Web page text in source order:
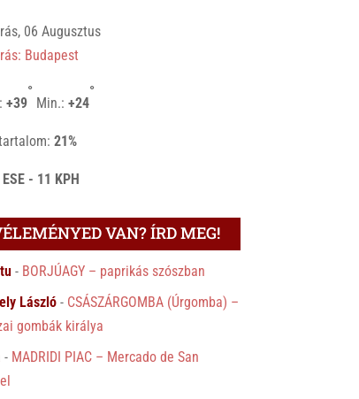
06 Augusztus
Budapest
+39
°
Min.:+24
°
21%
ESE - 11 KPH
VAN? ÍRD MEG!
- BORJÚAGY – paprikás szószban
László - CSÁSZÁRGOMBA (Úrgomba) –
gombák királya
- MADRIDI PIAC – Mercado de San